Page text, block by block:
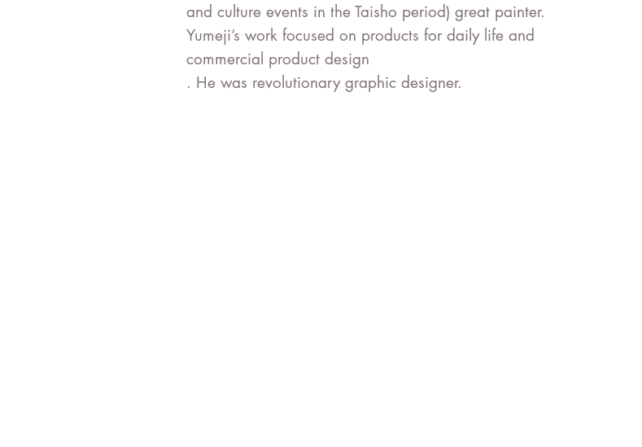
and culture events in the Taisho period) great painter.
Yumeji’s work focused on products for daily life and
commercial product design
. He was revolutionary graphic designer.